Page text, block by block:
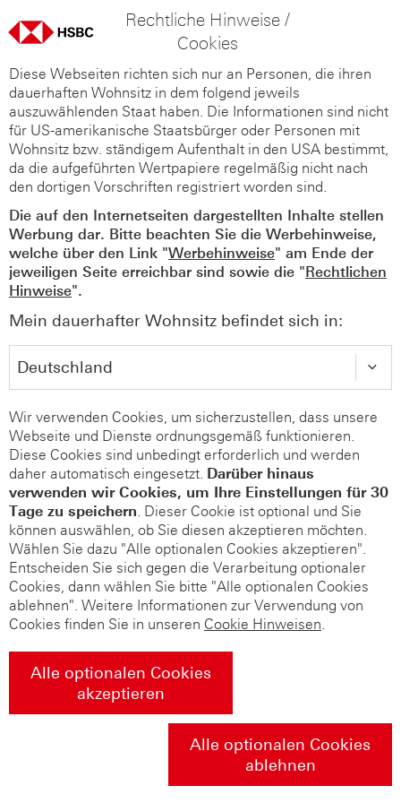
Rechtliche Hinweise /
Cookies
Diese Webseiten richten sich nur an Personen, die ihren
dauerhaften Wohnsitz in dem folgend jeweils
auszuwählenden Staat haben. Die Informationen sind nicht
für US-amerikanische Staatsbürger oder Personen mit
Wohnsitz bzw. ständigem Aufenthalt in den USA bestimmt,
da die aufgeführten Wertpapiere regelmäßig nicht nach
den dortigen Vorschriften registriert worden sind.
Die auf den Internetseiten dargestellten Inhalte stellen
Werbung dar. Bitte beachten Sie die Werbehinweise,
welche über den Link "Werbehinweise" am Ende der
jeweiligen Seite erreichbar sind sowie die "Rechtlichen
Hinweise".
Mein dauerhafter Wohnsitz befindet sich in:
Wir verwenden Cookies, um sicherzustellen, dass unsere
Webseite und Dienste ordnungsgemäß funktionieren.
Diese Cookies sind unbedingt erforderlich und werden
daher automatisch eingesetzt. Darüber hinaus
verwenden wir Cookies, um Ihre Einstellungen für 30
Tage zu speichern. Dieser Cookie ist optional und Sie
können auswählen, ob Sie diesen akzeptieren möchten.
Wählen Sie dazu "Alle optionalen Cookies akzeptieren".
Entscheiden Sie sich gegen die Verarbeitung optionaler
Cookies, dann wählen Sie bitte "Alle optionalen Cookies
ablehnen". Weitere Informationen zur Verwendung von
Cookies finden Sie in unseren Cookie Hinweisen.
Alle optionalen Cookies
akzeptieren
Alle optionalen Cookies
ablehnen